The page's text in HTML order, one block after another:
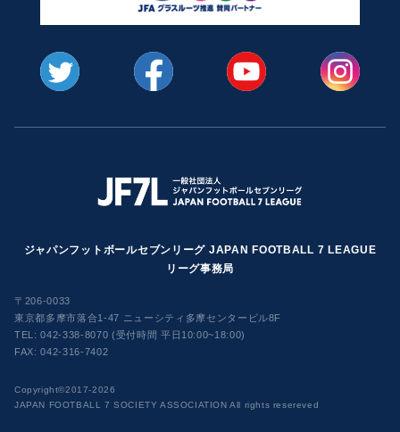
ジャパンフットボールセブンリーグ JAPAN FOOTBALL 7 LEAGUE
リーグ事務局
〒206-0033
東京都多摩市落合1-47 ニューシティ多摩センタービル8F
TEL:042-338-8070 (受付時間 平日10:00~18:00)
FAX: 042-316-7402
​Copyright©2017-2026
JAPAN FOOTBALL 7 SOCIETY ASSOCIATION All rights resereved